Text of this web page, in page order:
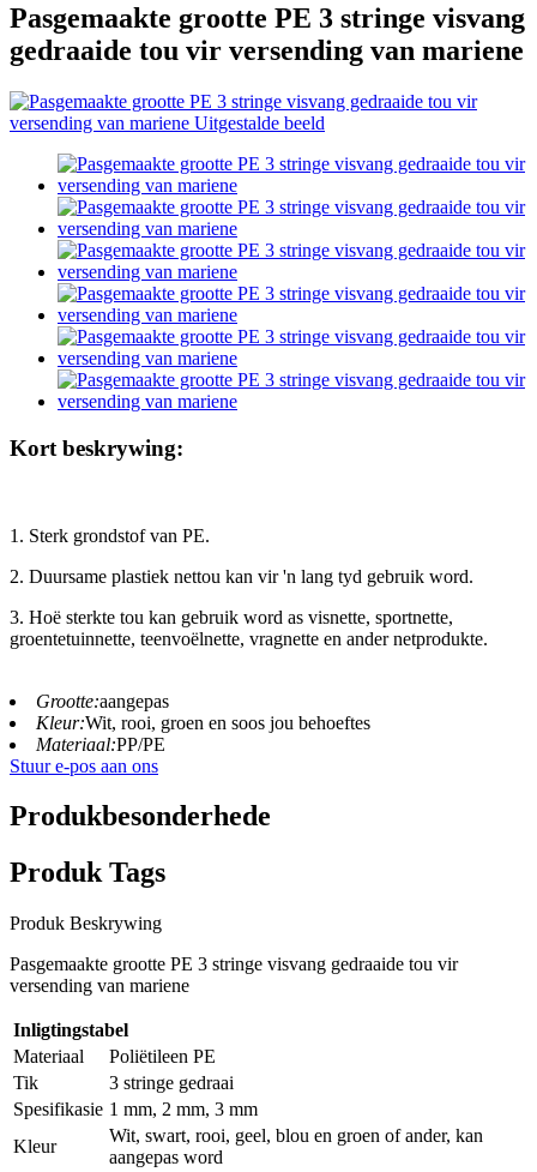
Pasgemaakte grootte PE 3 stringe visvang
gedraaide tou vir versending van mariene
Kort beskrywing:
1. Sterk grondstof van PE.
2. Duursame plastiek nettou kan vir 'n lang tyd gebruik word.
3. Hoë sterkte tou kan gebruik word as visnette, sportnette,
groentetuinnette, teenvoëlnette, vragnette en ander netprodukte.
Grootte:aangepas
Kleur:Wit, rooi, groen en soos jou behoeftes
Materiaal:PP/PE
Stuur e-pos aan ons
Produkbesonderhede
Produk Tags
Produk Beskrywing
Pasgemaakte grootte PE 3 stringe visvang gedraaide tou vir
versending van mariene
Inligtingstabel
Materiaal
Poliëtileen PE
Tik
3 stringe gedraai
Spesifikasie 1 mm, 2 mm, 3 mm
Kleur
Wit, swart, rooi, geel, blou en groen of ander, kan
aangepas word